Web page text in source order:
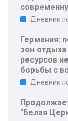
Дневник
Германия:
зон
ресурсов
борьбы с
Дневник
"Белая